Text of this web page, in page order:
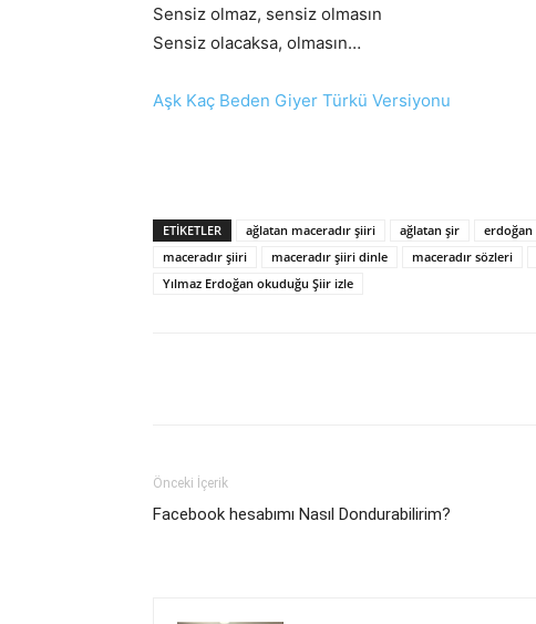
Sensiz olmaz, sensiz olmasın
Sensiz olacaksa, olmasın…
Aşk Kaç Beden Giyer Türkü Versiyonu
ETIKETLER ağlatan maceradır şiiri ağlatan şir erdoğan
maceradır şiiri
maceradır şiiri dinle maceradır sözleri
Yılmaz Erdoğan okuduğu Şiir izle
Önceki İçerik
Facebook hesabımı Nasıl Dondurabilirim?